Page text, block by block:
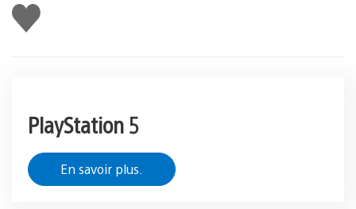
J'aime
PlayStation 5
En savoir plus.